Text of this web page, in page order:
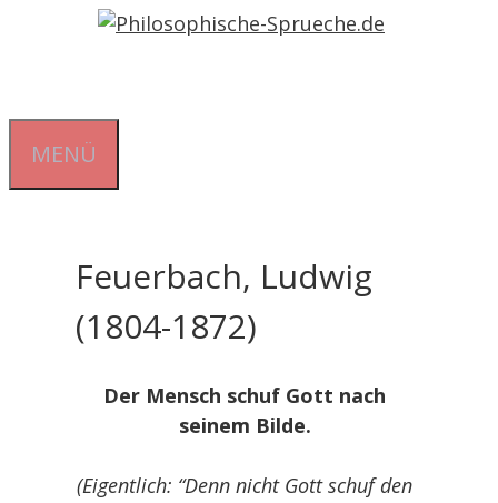
MENÜ
Feuerbach, Ludwig
(1804-1872)
Der Mensch schuf Gott nach
seinem Bilde.
(Eigentlich: “Denn nicht Gott schuf den